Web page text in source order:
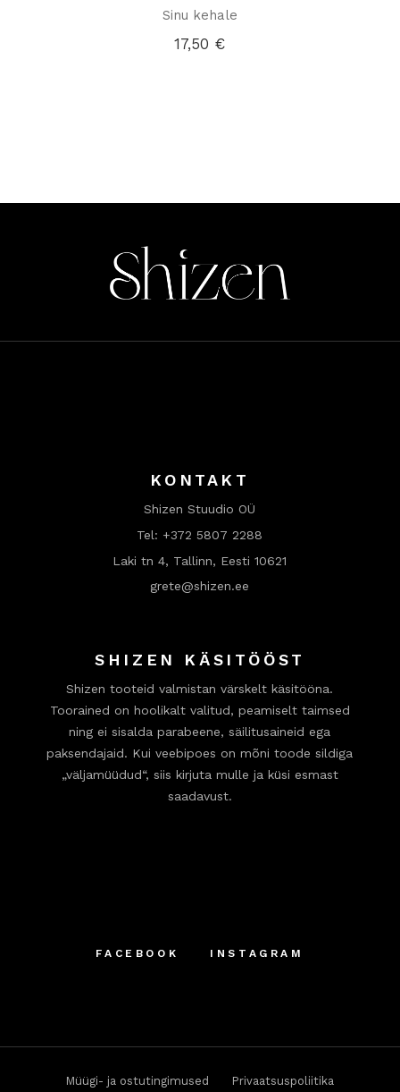
Sinu kehale
17,50 €
KONTAKT
Shizen Stuudio OÜ
Tel: +372 5807 2288
Laki tn 4, Tallinn, Eesti 10621
grete@shizen.ee
SHIZEN KÄSITÖÖST
Shizen tooteid valmistan värskelt käsitööna.
Toorained on hoolikalt valitud, peamiselt taimsed
ning ei sisalda parabeene, säilitusaineid ega
paksendajaid. Kui veebipoes on mõni toode sildiga
„väljamüüdud“, siis kirjuta mulle ja küsi esmast
saadavust.
FACEBOOK INSTAGRAM
Müügi- ja ostutingimused Privaatsuspoliitika